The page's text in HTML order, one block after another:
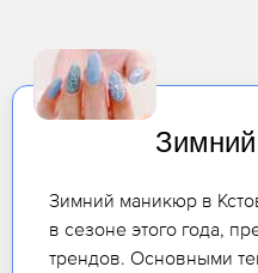
Зимний маникюр в
в сезоне этого года,
трендов. Основными